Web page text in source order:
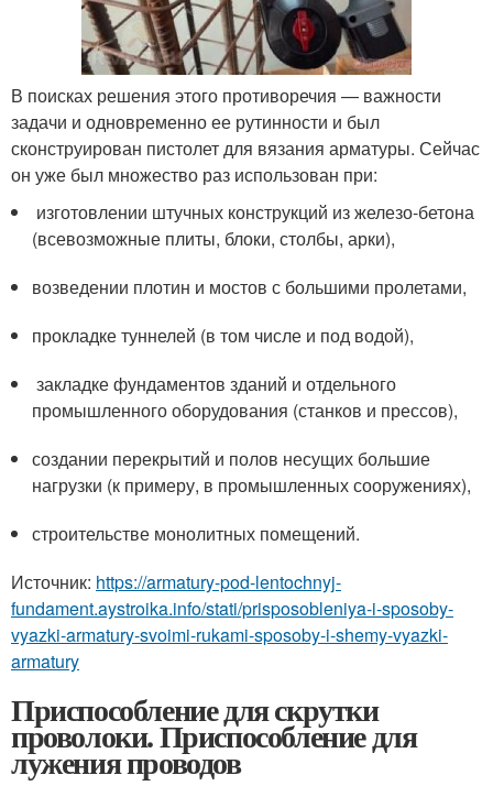
В поисках решения этого противоречия — важности
задачи и одновременно ее рутинности и был
сконструирован пистолет для вязания арматуры. Сейчас
он уже был множество раз использован при:
изготовлении штучных конструкций из железо-бетона
(всевозможные плиты, блоки, столбы, арки),
возведении плотин и мостов с большими пролетами,
прокладке туннелей (в том числе и под водой),
закладке фундаментов зданий и отдельного
промышленного оборудования (станков и прессов),
создании перекрытий и полов несущих большие
нагрузки (к примеру, в промышленных сооружениях),
строительстве монолитных помещений.
Источник: https://armatury-pod-lentochnyj-
fundament.aystroika.info/stati/prisposobleniya-i-sposoby-
vyazki-armatury-svoimi-rukami-sposoby-i-shemy-vyazki-
armatury
Приспособление для скрутки
проволоки. Приспособление для
лужения проводов